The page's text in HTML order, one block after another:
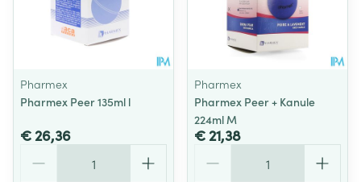
Pharmex
Pharmex Peer 135ml l
€ 26,36
Pharmex
Pharmex Peer + Kanule
224ml M
€ 21,38